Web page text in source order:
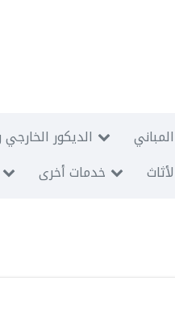
الديكور
خدمات أخرى